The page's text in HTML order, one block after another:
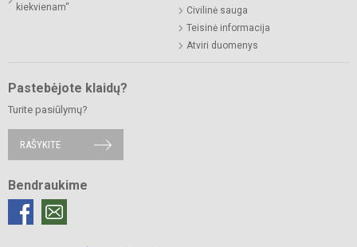
kiekvienam“
Civilinė sauga
Teisinė informacija
Atviri duomenys
Pastebėjote klaidų?
Turite pasiūlymų?
RAŠYKITE
Bendraukime